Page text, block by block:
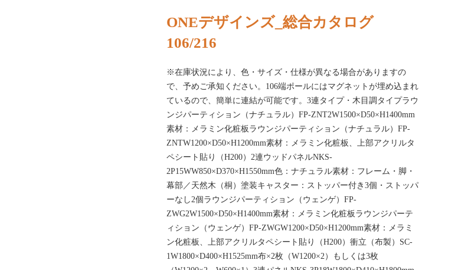
ONEデザインズ_総合カタログ
106/216
※在庫状況により、色・サイズ・仕様が異なる場合がありますの
で、予めご承知ください。106端ポールにはマグネットが埋め込まれ
ているので、簡単に連結が可能です。3連タイプ・木目調タイプラウ
ンジパーティション（ナチュラル）FP-ZNT2W1500×D50×H1400mm
素材：メラミン化粧板ラウンジパーティション（ナチュラル）FP-
ZNTW1200×D50×H1200mm素材：メラミン化粧板、上部アクリルタ
ペシート貼り（H200）2連ウッドパネルNKS-
2P15WW850×D370×H1550mm色：ナチュラル素材：フレーム・脚・
幕部／天然木（桐）塗装キャスター：ストッパー付き3個・ストッパ
ーなし2個ラウンジパーティション（ウェンゲ）FP-
ZWG2W1500×D50×H1400mm素材：メラミン化粧板ラウンジパーテ
ィション（ウェンゲ）FP-ZWGW1200×D50×H1200mm素材：メラミ
ン化粧板、上部アクリルタペシート貼り（H200）衝立（布製）SC-
1W1800×D400×H1525mm布×2枚（W1200×2）もしくは3枚